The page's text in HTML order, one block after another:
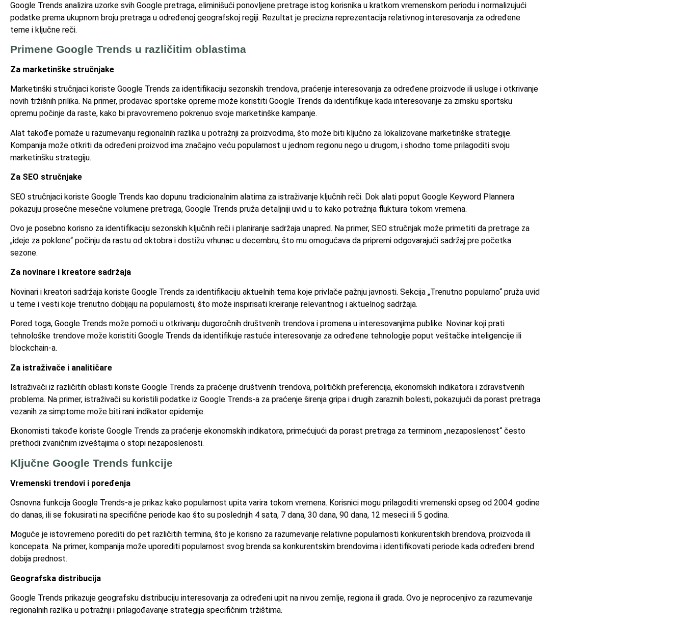
Google Trends analizira uzorke svih Google pretraga, eliminišući ponovljene pretrage istog korisnika u kratkom vremenskom periodu i normalizujući
podatke prema ukupnom broju pretraga u određenoj geografskoj regiji. Rezultat je precizna reprezentacija relativnog interesovanja za određene
teme i ključne reči.
Primene Google Trends u različitim oblastima
Za marketinške stručnjake
Marketinški stručnjaci koriste Google Trends za identifikaciju sezonskih trendova, praćenje interesovanja za određene proizvode ili usluge i otkrivanje
novih tržišnih prilika. Na primer, prodavac sportske opreme može koristiti Google Trends da identifikuje kada interesovanje za zimsku sportsku
opremu počinje da raste, kako bi pravovremeno pokrenuo svoje marketinške kampanje.
Alat takođe pomaže u razumevanju regionalnih razlika u potražnji za proizvodima, što može biti ključno za lokalizovane marketinške strategije.
Kompanija može otkriti da određeni proizvod ima značajno veću popularnost u jednom regionu nego u drugom, i shodno tome prilagoditi svoju
marketinšku strategiju.
Za SEO stručnjake
SEO stručnjaci koriste Google Trends kao dopunu tradicionalnim alatima za istraživanje ključnih reči. Dok alati poput Google Keyword Plannera
pokazuju prosečne mesečne volumene pretraga, Google Trends pruža detaljniji uvid u to kako potražnja fluktuira tokom vremena.
Ovo je posebno korisno za identifikaciju sezonskih ključnih reči i planiranje sadržaja unapred. Na primer, SEO stručnjak može primetiti da pretrage za
„ideje za poklone“ počinju da rastu od oktobra i dostižu vrhunac u decembru, što mu omogućava da pripremi odgovarajući sadržaj pre početka
sezone.
Za novinare i kreatore sadržaja
Novinari i kreatori sadržaja koriste Google Trends za identifikaciju aktuelnih tema koje privlače pažnju javnosti. Sekcija „Trenutno popularno“ pruža uvid
u teme i vesti koje trenutno dobijaju na popularnosti, što može inspirisati kreiranje relevantnog i aktuelnog sadržaja.
Pored toga, Google Trends može pomoći u otkrivanju dugoročnih društvenih trendova i promena u interesovanjima publike. Novinar koji prati
tehnološke trendove može koristiti Google Trends da identifikuje rastuće interesovanje za određene tehnologije poput veštačke inteligencije ili
blockchain-a.
Za istraživače i analitičare
Istraživači iz različitih oblasti koriste Google Trends za praćenje društvenih trendova, političkih preferencija, ekonomskih indikatora i zdravstvenih
problema. Na primer, istraživači su koristili podatke iz Google Trends-a za praćenje širenja gripa i drugih zaraznih bolesti, pokazujući da porast pretraga
vezanih za simptome može biti rani indikator epidemije.
Ekonomisti takođe koriste Google Trends za praćenje ekonomskih indikatora, primećujući da porast pretraga za terminom „nezaposlenost“ često
prethodi zvaničnim izveštajima o stopi nezaposlenosti.
Ključne Google Trends funkcije
Vremenski trendovi i poređenja
Osnovna funkcija Google Trends-a je prikaz kako popularnost upita varira tokom vremena. Korisnici mogu prilagoditi vremenski opseg od 2004. godine
do danas, ili se fokusirati na specifične periode kao što su poslednjih 4 sata, 7 dana, 30 dana, 90 dana, 12 meseci ili 5 godina.
Moguće je istovremeno porediti do pet različitih termina, što je korisno za razumevanje relativne popularnosti konkurentskih brendova, proizvoda ili
koncepata. Na primer, kompanija može uporediti popularnost svog brenda sa konkurentskim brendovima i identifikovati periode kada određeni brend
dobija prednost.
Geografska distribucija
Google Trends prikazuje geografsku distribuciju interesovanja za određeni upit na nivou zemlje, regiona ili grada. Ovo je neprocenjivo za razumevanje
regionalnih razlika u potražnji i prilagođavanje strategija specifičnim tržištima.